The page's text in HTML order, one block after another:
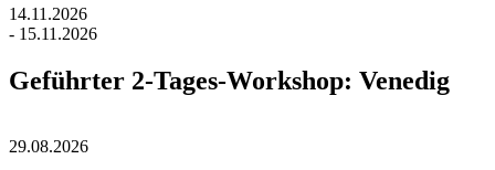
14.11.2026
- 15.11.2026
Geführter 2-Tages-Workshop: Venedig
29.08.2026